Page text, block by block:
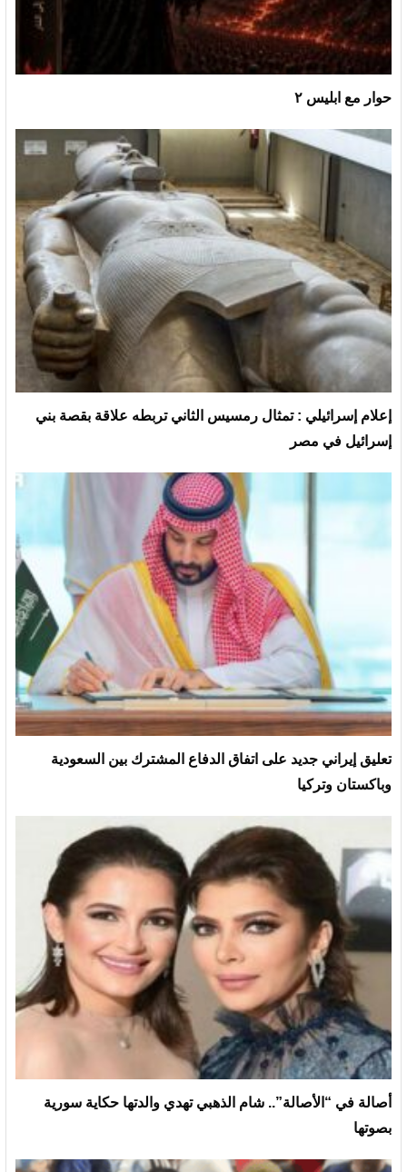
حوار مع ابليس ٢
إعلام إسرائيلي : تمثال رمسيس الثاني تربطه علاقة بقصة بني
إسرائيل في مصر
تعليق إيراني جديد على اتفاق الدفاع المشترك بين السعودية
وباكستان وتركيا
أصالة في “الأصالة”.. شام الذهبي تهدي والدتها حكاية سورية
بصوتها